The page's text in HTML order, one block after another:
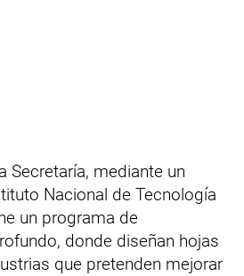
Secretaría, mediante un
Nacional de Tecnología
un programa de
donde diseñan hojas
que pretenden mejorar